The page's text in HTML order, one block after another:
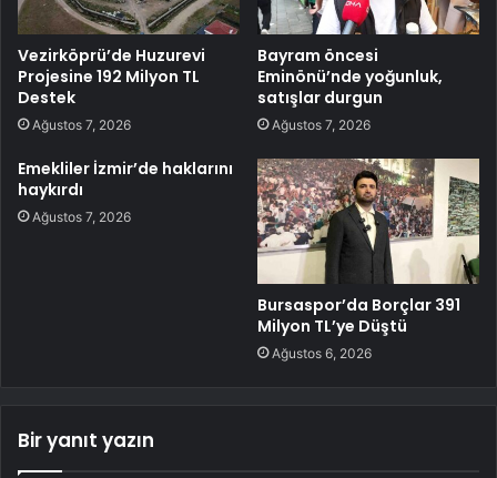
Vezirköprü’de Huzurevi
Projesine 192 Milyon TL
Destek
Ağustos 7, 2026
Bayram öncesi
Eminönü’nde yoğunluk,
satışlar durgun
Ağustos 7, 2026
Emekliler İzmir’de haklarını
haykırdı
Ağustos 7, 2026
Bursaspor’da Borçlar 391
Milyon TL’ye Düştü
Ağustos 6, 2026
Bir yanıt yazın